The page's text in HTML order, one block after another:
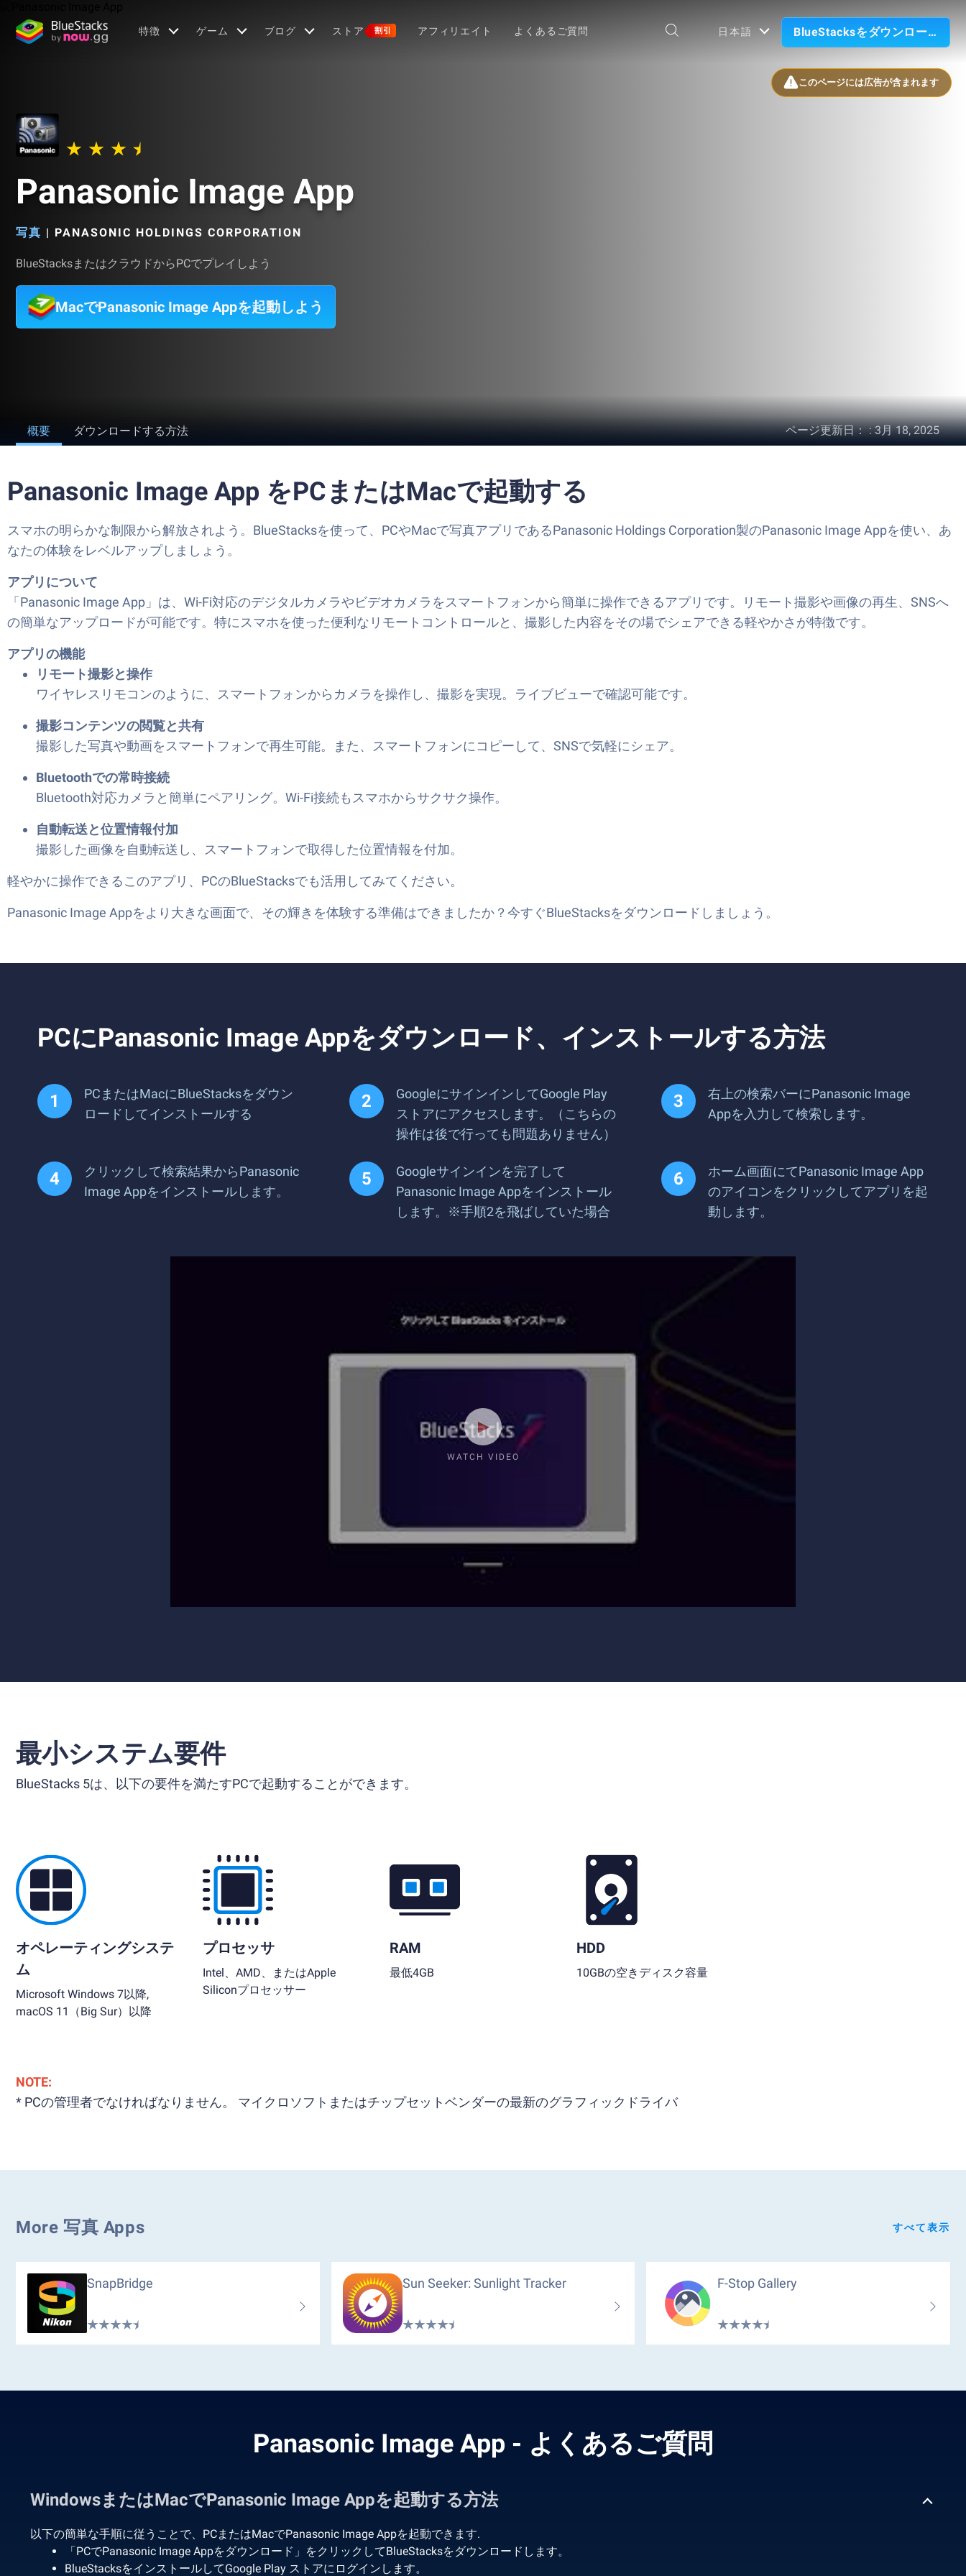
特徴 ゲーム ブログ ストア 割引 アフィリエイト よくあるご質問 日本語 BlueStacksをダウンロード
このページには広告が含まれます
Panasonic Image App
写真 | PANASONIC HOLDINGS CORPORATION
BlueStacksまたはクラウドからPCでプレイしよう
MacでPanasonic Image Appを起動しよう
概要 ダウンロードする方法 ページ更新日：:3月 18, 2025
Panasonic Image App をPCまたはMacで起動する
スマホの明らかな制限から解放されよう。BlueStacksを使って、PCやMacで写真アプリであるPanasonic Holdings Corporation製のPanasonic Image Appを使い、あ
なたの体験をレベルアップしましょう。
アプリについて
「Panasonic Image App」は、Wi-Fi対応のデジタルカメラやビデオカメラをスマートフォンから簡単に操作できるアプリです。リモート撮影や画像の再生、SNSへ
の簡単なアップロードが可能です。特にスマホを使った便利なリモートコントロールと、撮影した内容をその場でシェアできる軽やかさが特徴です。
アプリの機能
リモート撮影と操作
ワイヤレスリモコンのように、スマートフォンからカメラを操作し、撮影を実現。ライブビューで確認可能です。
撮影コンテンツの閲覧と共有
撮影した写真や動画をスマートフォンで再生可能。また、スマートフォンにコピーして、SNSで気軽にシェア。
Bluetoothでの常時接続
Bluetooth対応カメラと簡単にペアリング。Wi-Fi接続もスマホからサクサク操作。
自動転送と位置情報付加
撮影した画像を自動転送し、スマートフォンで取得した位置情報を付加。
軽やかに操作できるこのアプリ、PCのBlueStacksでも活用してみてください。
Panasonic Image Appをより大きな画面で、その輝きを体験する準備はできましたか？今すぐBlueStacksをダウンロードしましょう。
PCにPanasonic Image Appをダウンロード、インストールする方法
PCまたはMacにBlueStacksをダウン
ロードしてインストールする
GoogleにサインインしてGoogle Play
ストアにアクセスします。（こちらの
操作は後で行っても問題ありません）
右上の検索バーにPanasonic Image
Appを入力して検索します。
クリックして検索結果からPanasonic
Image Appをインストールします。
Googleサインインを完了して
Panasonic Image Appをインストール
します。※手順2を飛ばしていた場合
ホーム画面にてPanasonic Image App
のアイコンをクリックしてアプリを起
動します。
WATCH VIDEO
最小システム要件
BlueStacks 5は、以下の要件を満たすPCで起動することができます。
オペレーティングシステ
ム
Microsoft Windows 7以降,
macOS 11（Big Sur）以降
プロセッサ
Intel、AMD、またはApple
Siliconプロセッサー
RAM
最低4GB
HDD
10GBの空きディスク容量
NOTE:
* PCの管理者でなければなりません。 マイクロソフトまたはチップセットベンダーの最新のグラフィックドライバ
More 写真 Apps すべて表示
SnapBridge Sun Seeker: Sunlight Tracker F-Stop Gallery
Panasonic Image App - よくあるご質問
WindowsまたはMacでPanasonic Image Appを起動する方法
以下の簡単な手順に従うことで、PCまたはMacでPanasonic Image Appを起動できます.
「PCでPanasonic Image Appをダウンロード」をクリックしてBlueStacksをダウンロードします。
BlueStacksをインストールしてGoogle Play ストアにログインします。